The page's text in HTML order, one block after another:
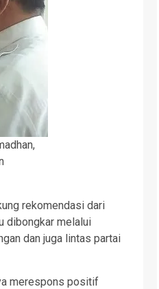
rekomendasi dari
dibongkar melalui
dan juga lintas partai
merespons positif